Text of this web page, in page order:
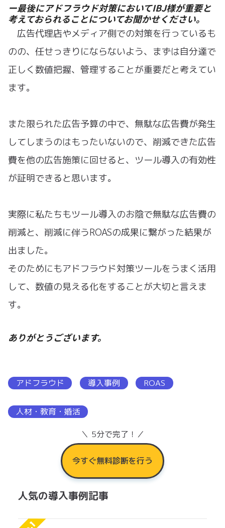
ー最後にアドフラウド対策においてIBJ様が重要と
考えておられることについてお聞かせください。
広告代理店やメディア側での対策を行っているも
のの、任せっきりにならないよう、まずは自分達で
正しく数値把握、管理することが重要だと考えてい
ます。
また限られた広告予算の中で、無駄な広告費が発生
してしまうのはもったいないので、削減できた広告
費を他の広告施策に回せると、ツール導入の有効性
が証明できると思います。
実際に私たちもツール導入のお陰で無駄な広告費の
削減と、削減に伴うROASの成果に繋がった結果が
出ました。
そのためにもアドフラウド対策ツールをうまく活用
して、数値の見える化をすることが大切と言えま
す。
ありがとうございます。
アドフラウド 導入事例 ROAS
人材・教育・婚活
＼ 5分で完了！／
今すぐ無料診断を行う
人気の導入事例記事